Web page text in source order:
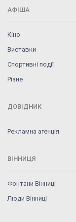
АФІША
Кіно
Виставки
Спортивні події
Різне
ДОВІДНИК
Рекламна агенція
ВІННИЦЯ
Фонтани Вінниці
Люди Вінниці